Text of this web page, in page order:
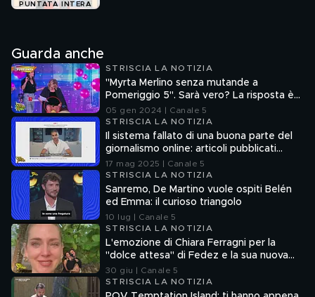
PUNTATA INTERA
Guarda anche
STRISCIA LA NOTIZIA
"Myrta Merlino senza mutande a
Pomeriggio 5". Sarà vero? La risposta è
nel fuorionda
05 gen 2024 | Canale 5
STRISCIA LA NOTIZIA
Il sistema fallato di una buona parte del
giornalismo online: articoli pubblicati
senza la verifica delle fonti
17 mag 2025 | Canale 5
STRISCIA LA NOTIZIA
Sanremo, De Martino vuole ospiti Belén
ed Emma: il curioso triangolo
10 lug | Canale 5
STRISCIA LA NOTIZIA
L'emozione di Chiara Ferragni per la
"dolce attesa" di Fedez e la sua nuova
compagna
30 giu | Canale 5
STRISCIA LA NOTIZIA